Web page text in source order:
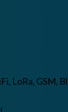
LoRa, GSM,